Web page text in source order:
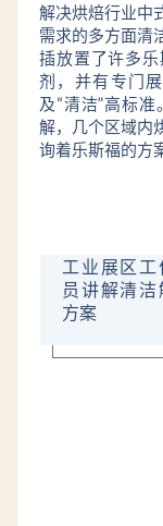
解决烘焙行业中
需求的多方面清
插放置了许多
剂，并有专门
及“清洁”高标
解，几个区域内
询着乐斯福的方
工业展区工
员讲解清洁
方案